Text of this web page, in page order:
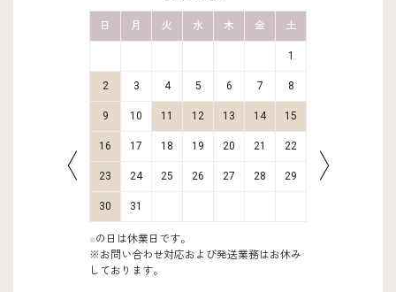
日 月 火 水 木 金 土
1
2 3 4 5 6 7 8
9 10 11 12 13 14 15
16 17 18 19 20 21 22
23 24 25 26 27 28 29
30 31
■の日は休業日です。
※お問い合わせ対応および発送業務はお休み
しております。